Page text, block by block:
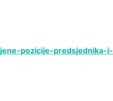
pozicije-predsjednika-i-